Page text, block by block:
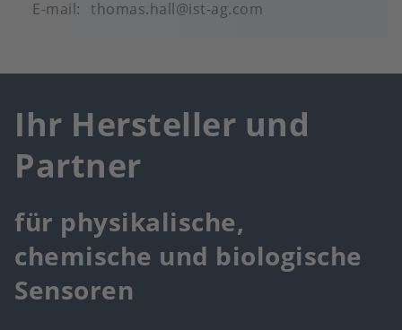
E-mail
thomas.hall@ist-ag.com
Ihr Hersteller und
Partner
für physikalische,
chemische und biologische
Sensoren